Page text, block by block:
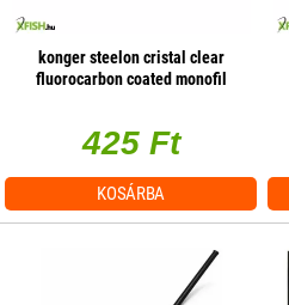
konger steelon cristal clear
fluorocarbon coated monofil
425 Ft
KOSÁRBA